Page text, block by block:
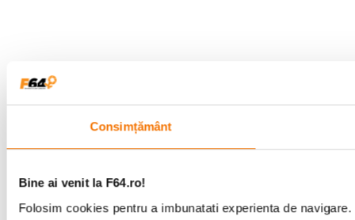
Consimțământ
Bine ai venit la F64.ro!
Folosim cookies pentru a imbunatati experienta de